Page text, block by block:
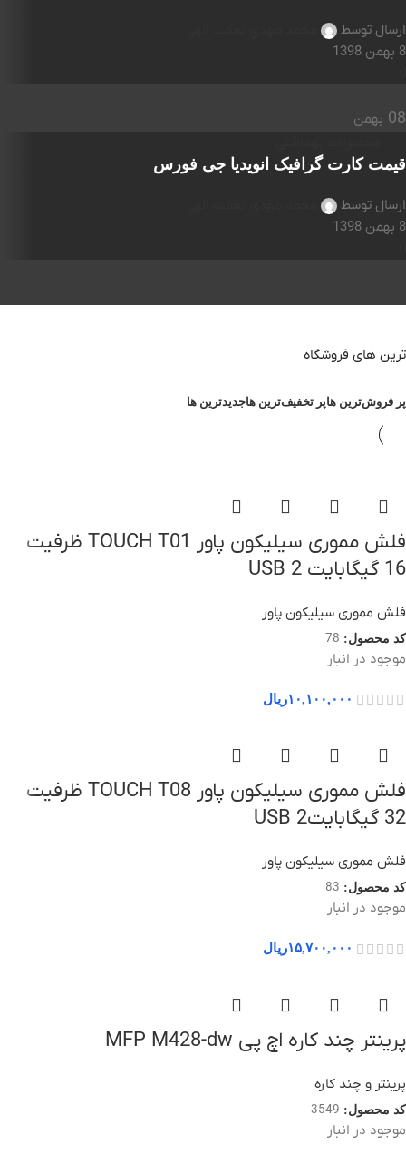
ارسال توسط
8 بهمن 1398
08 بهمن
قیمت کارت گرافیک انویدیا جی فورس
ارسال توسط
8 بهمن 1398
ترین های فروشگاه
پر فروش‌ترین هاپر تخفیف‌ترین هاجدیدترین ها
فلش مموری سیلیکون پاور TOUCH T01 ظرفیت
16 گیگابایت USB 2
فلش مموری سیلیکون پاور
کد محصول: 78
موجود در انبار
۱۰,۱۰۰,۰۰۰ریال
فلش مموری سیلیکون پاور TOUCH T08 ظرفیت
32 گیگابایتUSB 2
فلش مموری سیلیکون پاور
کد محصول: 83
موجود در انبار
۱۵,۷۰۰,۰۰۰ریال
پرینتر چند کاره اچ پی MFP M428-dw
پرینتر و چند کاره
کد محصول: 3549
موجود در انبار